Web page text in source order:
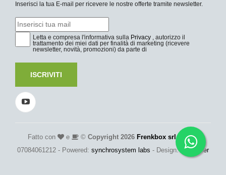
Inserisci la tua E-mail per ricevere le nostre offerte tramite newsletter.
Letta e compresa l'informativa sulla Privacy , autorizzo il
trattamento dei miei dati per finalità di marketing (ricevere
newsletter, novità, promozioni) da parte di
ISCRIVITI
Fatto con e © Copyright 2026 Frenkbox srl- P.Iva:
07084061212 - Powered: synchrosystem labs - Design: adesigner